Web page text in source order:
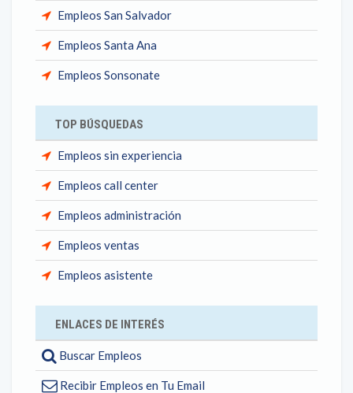
Empleos San Salvador
Empleos Santa Ana
Empleos Sonsonate
TOP BÚSQUEDAS
Empleos sin experiencia
Empleos call center
Empleos administración
Empleos ventas
Empleos asistente
ENLACES DE INTERÉS
Buscar Empleos
Recibir Empleos en Tu Email